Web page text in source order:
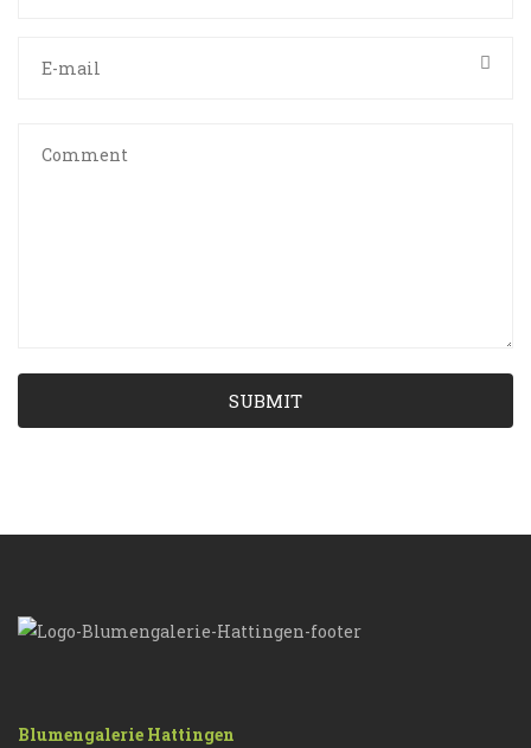
SUBMIT
Blumengalerie Hattingen